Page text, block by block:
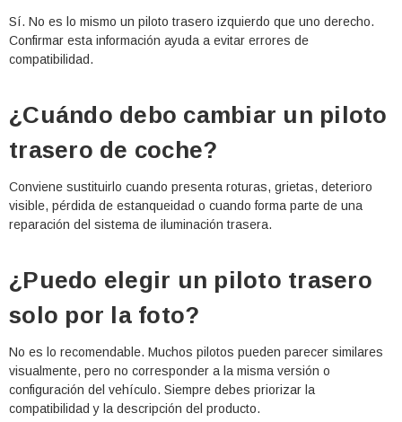
Sí. No es lo mismo un piloto trasero izquierdo que uno derecho.
Confirmar esta información ayuda a evitar errores de
compatibilidad.
¿Cuándo debo cambiar un piloto
trasero de coche?
Conviene sustituirlo cuando presenta roturas, grietas, deterioro
visible, pérdida de estanqueidad o cuando forma parte de una
reparación del sistema de iluminación trasera.
¿Puedo elegir un piloto trasero
solo por la foto?
No es lo recomendable. Muchos pilotos pueden parecer similares
visualmente, pero no corresponder a la misma versión o
configuración del vehículo. Siempre debes priorizar la
compatibilidad y la descripción del producto.